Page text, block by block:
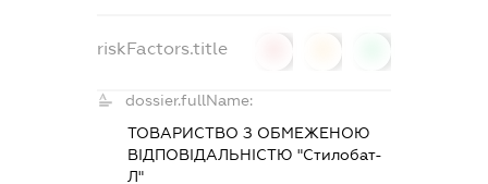
riskFactors.title
dossier.fullName:
ТОВАРИСТВО З ОБМЕЖЕНОЮ
ВІДПОВІДАЛЬНІСТЮ "Стилобат-
Л"